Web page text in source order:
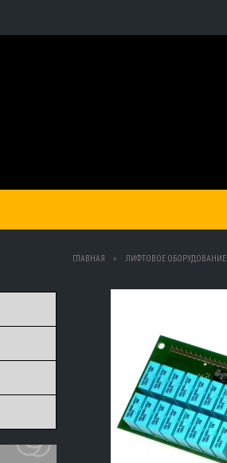
ГЛАВНАЯ ЛИФТОВОЕ ОБОРУДОВАНИЕ